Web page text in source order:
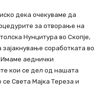
дека очекуваме да
за отворање на
Нунцитура во Скопје,
соработката во
аеднички
кои се дел од нашата
Света Мајка Тереза и